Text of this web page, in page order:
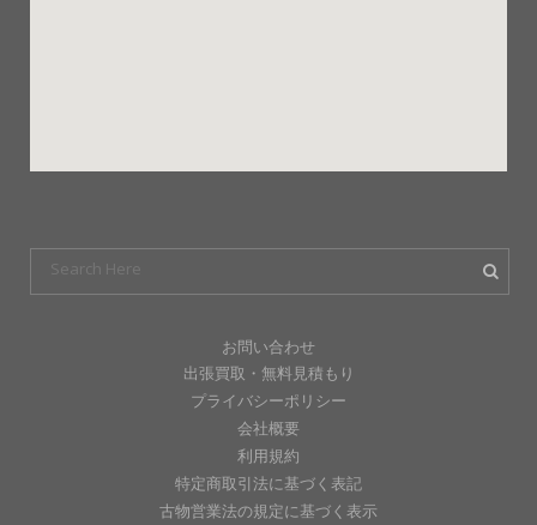
お問い合わせ
出張買取・無料見積もり
プライバシーポリシー
会社概要
利用規約
特定商取引法に基づく表記
古物営業法の規定に基づく表示